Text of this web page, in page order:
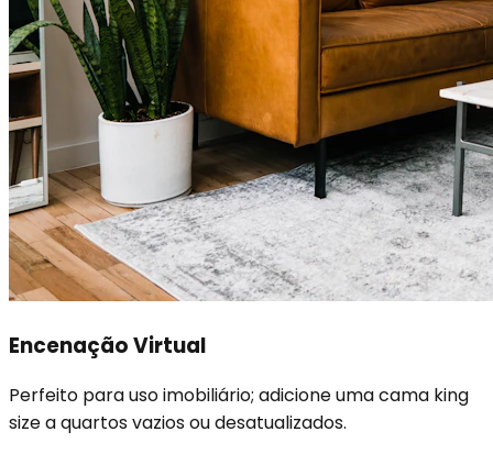
Encenação Virtual
Perfeito para uso imobiliário; adicione uma cama king
size a quartos vazios ou desatualizados.